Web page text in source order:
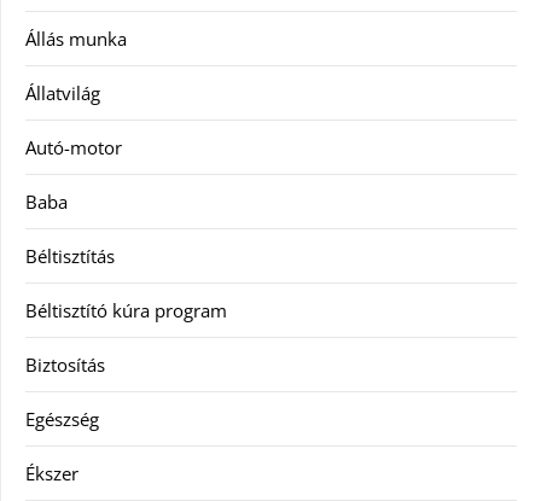
Állás munka
Állatvilág
Autó-motor
Baba
Béltisztítás
Béltisztító kúra program
Biztosítás
Egészség
Ékszer